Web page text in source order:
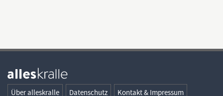
Über alleskralle Datenschutz Kontakt & Impressum